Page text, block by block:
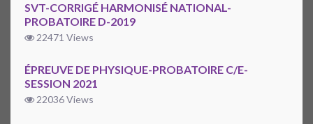
SVT-CORRIGÉ HARMONISÉ NATIONAL-
PROBATOIRE D-2019
22471 Views
ÉPREUVE DE PHYSIQUE-PROBATOIRE C/E-
SESSION 2021
22036 Views